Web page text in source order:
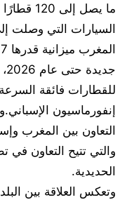
ما يصل
السيارات التي وصلت
للقطارات فائقة
إنفورماسيون
التعاون بين المغرب
والتي تتيح التعاون
الحديدية.
وتعكس العلاقة بين